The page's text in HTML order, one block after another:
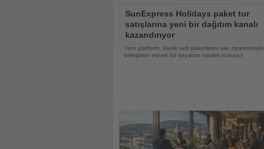
Oku
SunExpress Holidays paket tur
satışlarına yeni bir dağıtım kanalı
kazandırıyor
Yeni platform, klasik tatil paketlerini aile ziyaretleriyle
birleştiren esnek bir seyahat modeli sunuyor